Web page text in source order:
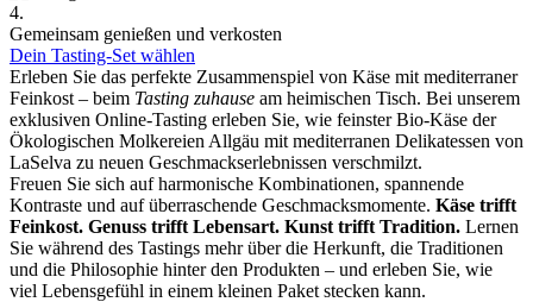
4.
Gemeinsam genießen und verkosten
Dein Tasting-Set wählen
Erleben Sie das perfekte Zusammenspiel von Käse mit mediterraner
Feinkost – beim Tasting zuhause am heimischen Tisch. Bei unserem
exklusiven Online-Tasting erleben Sie, wie feinster Bio-Käse der
Ökologischen Molkereien Allgäu mit mediterranen Delikatessen von
LaSelva zu neuen Geschmackserlebnissen verschmilzt.
Freuen Sie sich auf harmonische Kombinationen, spannende
Kontraste und auf überraschende Geschmacksmomente. Käse trifft
Feinkost. Genuss trifft Lebensart. Kunst trifft Tradition. Lernen
Sie während des Tastings mehr über die Herkunft, die Traditionen
und die Philosophie hinter den Produkten – und erleben Sie, wie
viel Lebensgefühl in einem kleinen Paket stecken kann.